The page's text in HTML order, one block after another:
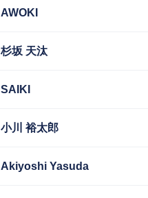
AWOKI
杉坂 天汰
SAIKI
小川 裕太郎
Akiyoshi Yasuda